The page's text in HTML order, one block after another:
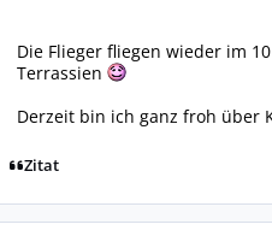
Die Flieger fliegen wieder im
Terrassien
Derzeit bin ich ganz froh über
Zitat